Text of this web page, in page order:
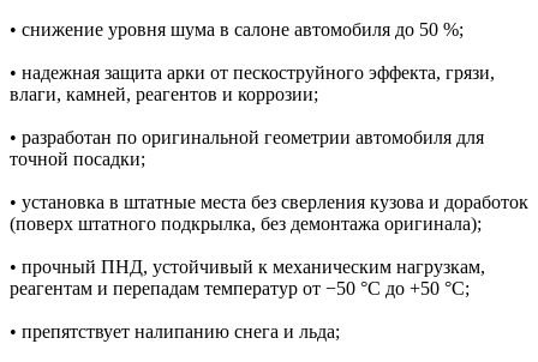
• снижение уровня шума в салоне автомобиля до 50 %;
• надежная защита арки от пескоструйного эффекта, грязи,
влаги, камней, реагентов и коррозии;
• разработан по оригинальной геометрии автомобиля для
точной посадки;
• установка в штатные места без сверления кузова и доработок
(поверх штатного подкрылка, без демонтажа оригинала);
• прочный ПНД, устойчивый к механическим нагрузкам,
реагентам и перепадам температур от −50 °C до +50 °C;
• препятствует налипанию снега и льда;